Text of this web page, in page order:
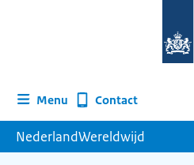
homepage
Menu Contact
NederlandWereldwijd